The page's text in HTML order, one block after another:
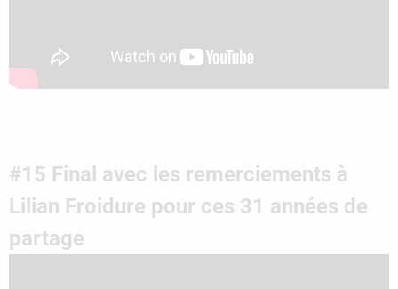
#15 Final avec les remerciements à
Lilian Froidure pour ces 31 années de
partage